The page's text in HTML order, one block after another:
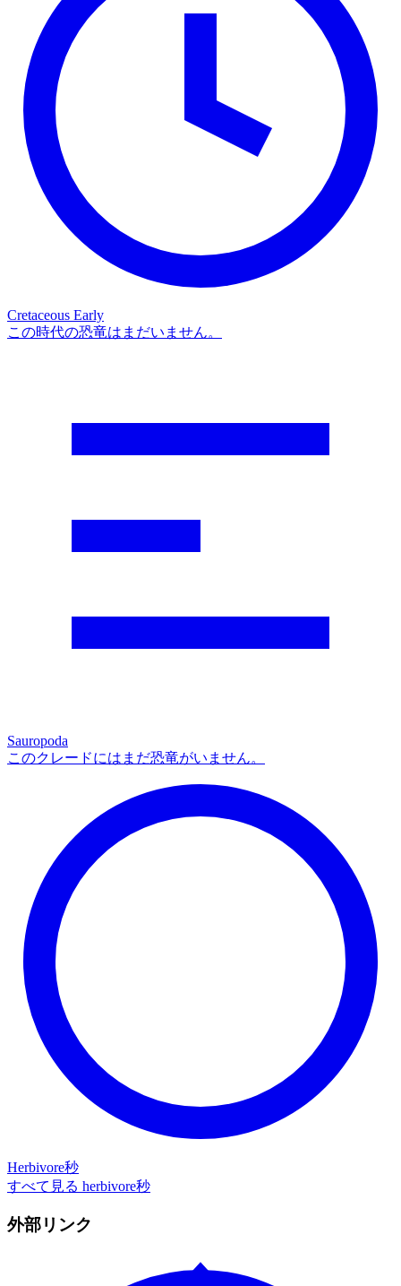
Cretaceous Early
この時代の恐竜はまだいません。
Sauropoda
このクレードにはまだ恐竜がいません。
Herbivore秒
すべて見る herbivore秒
外部リンク